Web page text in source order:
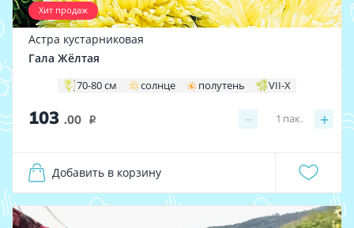
Хит продаж
Астра кустарниковая
Гала Жёлтая
70-80 см солнце полутень VII-X
103 .00 i − +
1 пак.
Добавить в корзину